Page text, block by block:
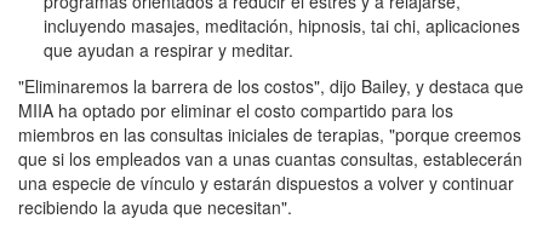
incluyendo masajes, meditación, hipnosis, tai chi, aplicaciones
que ayudan a respirar y meditar.
"Eliminaremos la barrera de los costos", dijo Bailey, y destaca que
MIIA ha optado por eliminar el costo compartido para los
miembros en las consultas iniciales de terapias, "porque creemos
que si los empleados van a unas cuantas consultas, establecerán
una especie de vínculo y estarán dispuestos a volver y continuar
recibiendo la ayuda que necesitan".